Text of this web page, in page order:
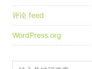
评论 feed
WordPress.org